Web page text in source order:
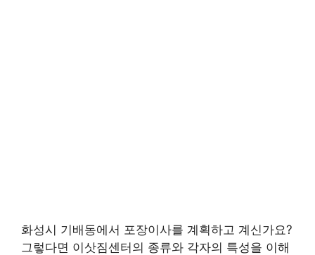
화성시 기배동에서 포장이사를 계획하고 계신가요?
그렇다면 이삿짐센터의 종류와 각자의 특성을 이해